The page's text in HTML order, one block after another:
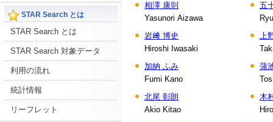
STAR Search とは
STAR Search とは
STAR Search 対象データ
利用の流れ
統計情報
リーフレット
相澤 康則
Yasunori Aizawa
五
岩﨑 博史
Hiroshi Iwasaki
上
加納 ふみ
Fumi Kano
蒲
北尾 彰朗
Akio Kitao
木